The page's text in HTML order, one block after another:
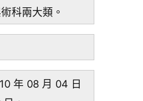
科兩大類。
年 08 月 04 日